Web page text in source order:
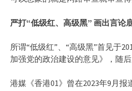
严打“低级红、高级黑” 画出言论
所谓“低级红”、“高级黑”首见于
加强党的政治建设的意见》，随后
港媒《香港01》曾在2023年9月